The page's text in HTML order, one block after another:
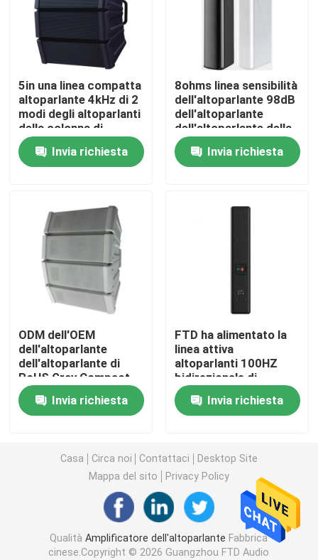
Giro della fabbrica
Controllo di qualità
Contattici
Notizie
Amplificatore dell'altoparlante
Altoparlanti dell'altoparlante
Amplificatore di potenza della classe D
Audio amplificatore della matrice
Linea altoparlante della colonna di matrice
Sistema dell'evacuazione di voce
Audio lettore DVD
5in una linea compatta
altoparlante 4kHz di 2
modi degli altoparlanti
della colonna di
matrice Wearproof
Invia richiesta
8ohms linea sensibilità
dell'altoparlante 98dB
dell'altoparlante
dell'altoparlante della
colonna di matrice
singolaInvia richiesta
ODM dell'OEM
dell'altoparlante
dell'altoparlante di
RoHS Gray Compact
Line Array Column
Invia richiesta
FTD ha alimentato la
linea attiva
altoparlanti 100HZ
bidirezionale di
matrice a 20KHZ
Invia richiesta
Casa Circa noi Contattaci
Desktop Site
Mappa del sito
Privacy Policy
QualitàAmplificatore dell'altoparlante Fabbrica
cinese.Copyright © 2026 Guangzhou FTD Audio